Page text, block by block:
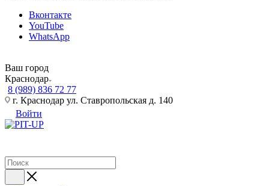
Вконтакте
YouTube
WhatsApp
Ваш город
Краснодар
8 (989) 836 72 77
г. Краснодар ул. Ставропольская д. 140
Войти